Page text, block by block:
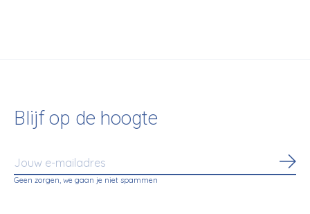
Blijf op de hoogte
Geen zorgen, we gaan je niet spammen